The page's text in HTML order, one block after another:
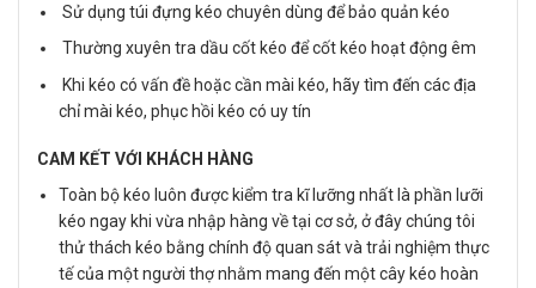
Sử dụng túi đựng kéo chuyên dùng để bảo quản kéo
Thường xuyên tra dầu cốt kéo để cốt kéo hoạt động êm
Khi kéo có vấn đề hoặc cần mài kéo, hãy tìm đến các địa
chỉ mài kéo, phục hồi kéo có uy tín
CAM KẾT VỚI KHÁCH HÀNG
Toàn bộ kéo luôn được kiểm tra kĩ lưỡng nhất là phần lưỡi
kéo ngay khi vừa nhập hàng về tại cơ sở, ở đây chúng tôi
thử thách kéo bằng chính độ quan sát và trải nghiệm thực
tế của một người thợ nhằm mang đến một cây kéo hoàn